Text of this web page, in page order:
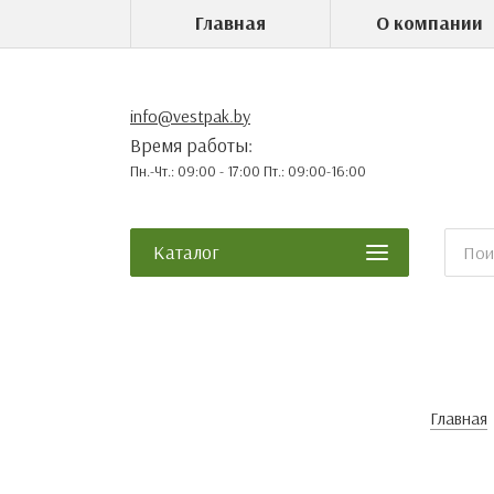
Главная О компании
info@vestpak.by
Время работы:
Пн.-Чт.: 09:00 - 17:00 Пт.: 09:00-16:00
Каталог
Главная